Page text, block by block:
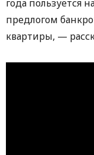
года пользуется
предлогом
квартиры, —